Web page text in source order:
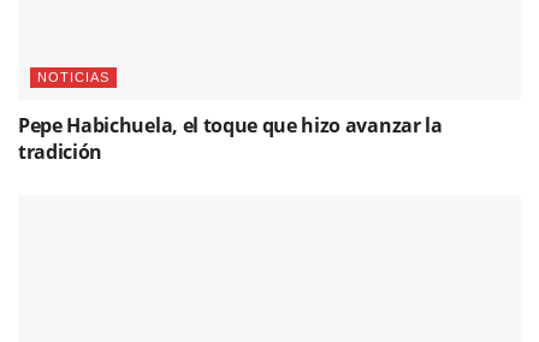
NOTICIAS
Pepe Habichuela, el toque que hizo avanzar la
tradición